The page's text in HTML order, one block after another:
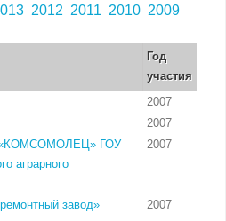
2012 2011 2010 2009
Год
участия
2007
2007
ГОУ
аграрного
2007
завод»
2007